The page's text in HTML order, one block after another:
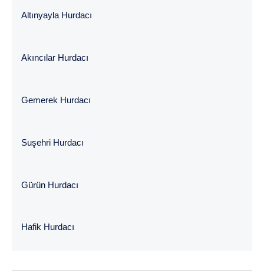
Altınyayla Hurdacı
Akıncılar Hurdacı
Gemerek Hurdacı
Suşehri Hurdacı
Gürün Hurdacı
Hafik Hurdacı